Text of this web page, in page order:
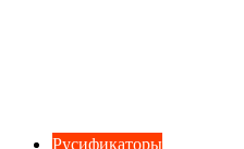
Русификаторы